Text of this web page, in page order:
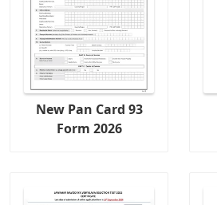
New Pan Card 93
Form 2026